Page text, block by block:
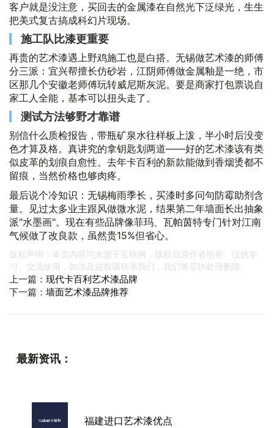
客户就是没注意，买回去的金属漆在自然光下泛绿光，生生
把美式复古搞成科幻片现场。
施工队比漆更重要
再贵的艺术漆遇上野鸡施工也是白搭。无锡做艺术漆的师傅
分三派：宜兴帮擅长仿砂岩，江阴师傅做金属釉是一绝，市
区那几个安徽老师傅玩转威尼斯灰泥。要是商家打包票说自
家工人全能，基本可以扭头走了。
测试方法够野才靠谱
别信什么质检报告，带瓶矿泉水往样板上泼，半小时后没变
色才算及格。真讲究的拿钥匙划两道——好的艺术漆该有类
似皮革的划痕自愈性。去年卡百利的新款能做到香烟烫都不
留痕，当然价格也够肉疼。
最后说个冷知识：无锡梅雨季长，买漆时多问句防霉助剂含
量。见过太多业主跟风做微水泥，结果第二年墙面长出抽象
派"水墨画"。现在有些品牌像菲玛、瓦帕茵特专门针对江南
气候做了改良款，虽然贵15%但省心。
版权声明：本页内容均来源于互联网，版权归原作者所有。仅供学
习、交流使用，如涉及侵权请联系我们，我们将尽快处理删除。
上一篇： 现代卡百利艺术漆品牌
下一篇： 墙面艺术漆品牌推荐
最新资讯：
福建进口艺术漆优点